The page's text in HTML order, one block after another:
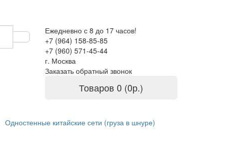
Ежедневно с 8 до 17 часов!
+7 (964) 158-85-85
+7 (960) 571-45-44
г. Москва
Заказать обратный звонок
Товаров 0 (0р.)
Одностенные китайские сети (груза в шнуре)